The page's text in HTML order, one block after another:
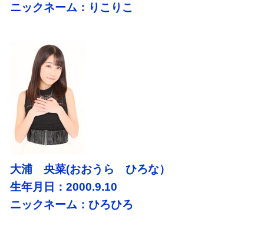
ニックネーム：りこりこ
大浦 央菜(おおうら ひろな）
生年月日：2000.9.10
ニックネーム：ひろひろ